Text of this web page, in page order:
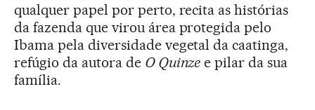
qualquer papel por perto, recita as histórias
da fazenda que virou área protegida pelo
Ibama pela diversidade vegetal da caatinga,
refúgio da autora de O Quinze e pilar da sua
família.